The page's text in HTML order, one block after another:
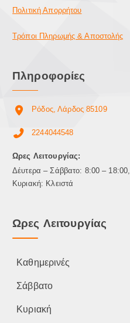
Πολιτική Απορρήτου
Τρόποι Πληρωμής & Αποστολής
Πληροφορίες
Ρόδος, Λάρδος 85109
2244044548
Ωρες Λειτουργίας:
Δέυτερα – Σάββατο: 8:00 – 18:00,
Κυριακή: Κλειστά
Ωρες Λειτουργίας
Καθημερινές
Σάββατο
Κυριακή